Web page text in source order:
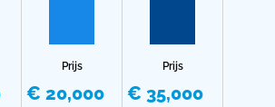
Prijs
€ 20,000
Prijs
€ 35,000